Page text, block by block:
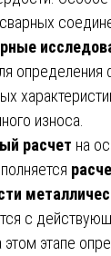
определения
износа.
расчет на
с
этапе